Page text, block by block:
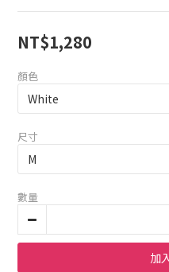
NT$1,280
顏色
尺寸
數量
加